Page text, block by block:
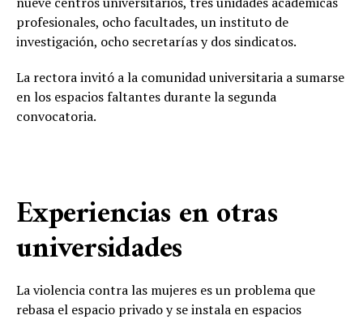
profesionales, ocho facultades, un instituto de
investigación, ocho secretarías y dos sindicatos.
La rectora invitó a la comunidad universitaria a sumarse
en los espacios faltantes durante la segunda
convocatoria.
Experiencias en otras
universidades
La violencia contra las mujeres es un problema que
rebasa el espacio privado y se instala en espacios